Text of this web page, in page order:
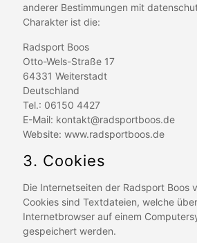
anderer Bestimmungen mit
Charakter ist die:
Radsport Boos
Otto-Wels-Straße 17
64331 Weiterstadt
Deutschland
Tel.: 06150 4427
E-Mail: kontakt@radsportboos.de
Website: www.radsportboos.de
3. Cookies
Die Internetseiten der Radsport Boos
Cookies sind Textdateien, welche
Internetbrowser auf einem
gespeichert werden.